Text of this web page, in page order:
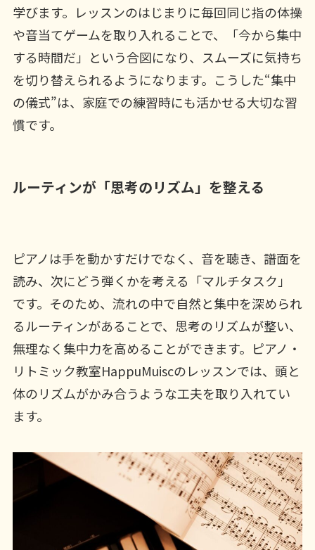
学びます。レッスンのはじまりに毎回同じ指の体操
や音当てゲームを取り入れることで、「今から集中
する時間だ」という合図になり、スムーズに気持ち
を切り替えられるようになります。こうした“集中
の儀式”は、家庭での練習時にも活かせる大切な習
慣です。
ルーティンが「思考のリズム」を整える
ピアノは手を動かすだけでなく、音を聴き、譜面を
読み、次にどう弾くかを考える「マルチタスク」
です。そのため、流れの中で自然と集中を深められ
るルーティンがあることで、思考のリズムが整い、
無理なく集中力を高めることができます。ピアノ・
リトミック教室HappuMuiscのレッスンでは、頭と
体のリズムがかみ合うような工夫を取り入れてい
ます。